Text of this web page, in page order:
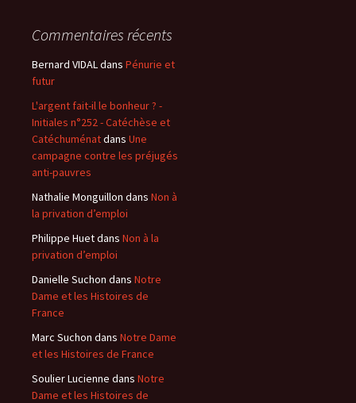
Commentaires récents
Bernard VIDALdans Pénurie et
futur
L'argent fait-il le bonheur ? -
Initiales n°252 - Catéchèse et
Catéchuménatdans Une
campagne contre les préjugés
anti-pauvres
Nathalie Monguillon dans Non à
la privation d’emploi
Philippe Huetdans Non à la
privation d’emploi
Danielle Suchon dans Notre
Dame et les Histoires de
France
Marc Suchon dans Notre Dame
et les Histoires de France
Soulier Lucienne dans Notre
Dame et les Histoires de